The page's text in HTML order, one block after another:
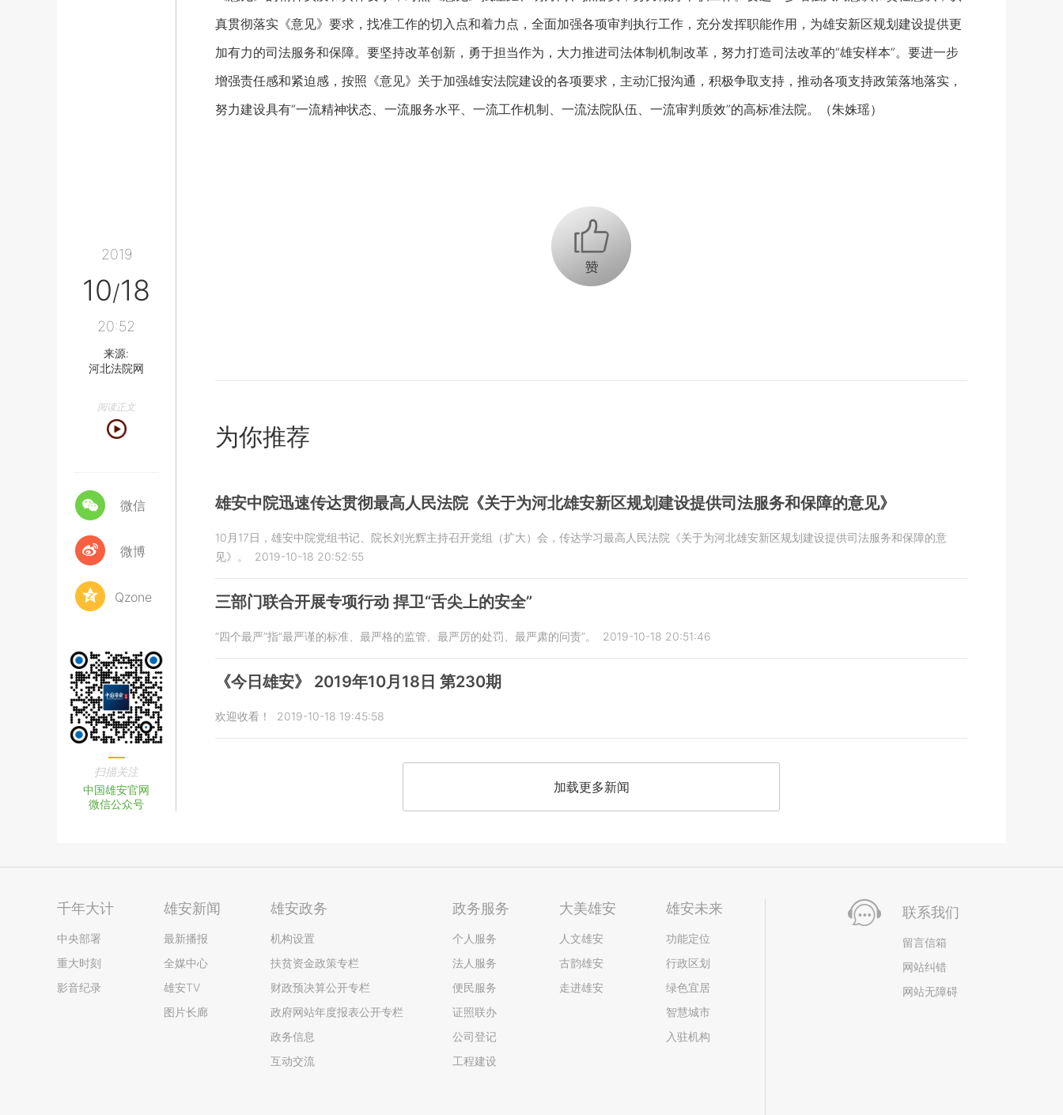
2019
10/18
20:52
来源:
河北法院网
阅读正文
微信
微博
Qzone
扫描关注
中国雄安官网
微信公众号
真贯彻落实《意见》要求，找准工作的切入点和着力点，全面加强各项审判执行工作，充分发挥职能作用，为雄安新区规划建设提供更
加有力的司法服务和保障。要坚持改革创新，勇于担当作为，大力推进司法体制机制改革，努力打造司法改革的“雄安样本”。要进一步
增强责任感和紧迫感，按照《意见》关于加强雄安法院建设的各项要求，主动汇报沟通，积极争取支持，推动各项支持政策落地落实，
努力建设具有“一流精神状态、一流服务水平、一流工作机制、一流法院队伍、一流审判质效”的高标准法院。（朱姝瑶）
+1
为你推荐
雄安中院迅速传达贯彻最高人民法院《关于为河北雄安新区规划建设提供司法服务和保障的意见》
10月17日，雄安中院党组书记、院长刘光辉主持召开党组（扩大）会，传达学习最高人民法院《关于为河北雄安新区规划建设提供司法服务和保障的意
见》。
2019-10-18 20:52:55
三部门联合开展专项行动 捍卫“舌尖上的安全”
“四个最严”指“最严谨的标准、最严格的监管、最严厉的处罚、最严肃的问责”。 2019-10-18 20:51:46
《今日雄安》 2019年10月18日 第230期
欢迎收看！ 2019-10-18 19:45:58
加载更多新闻
千年大计
中央部署
重大时刻
影音纪录
雄安新闻
最新播报
全媒中心
雄安TV
图片长廊
雄安政务
机构设置
扶贫资金政策专栏
财政预决算公开专栏
政府网站年度报表公开专栏
政务信息
互动交流
政务服务
个人服务
法人服务
便民服务
证照联办
公司登记
工程建设
大美雄安
人文雄安
古韵雄安
走进雄安
雄安未来
功能定位
行政区划
绿色宜居
智慧城市
入驻机构
联系我们
留言信箱
网站纠错
网站无障碍